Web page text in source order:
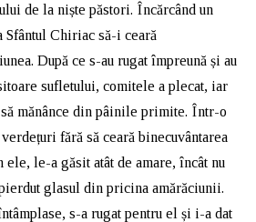
de la niște păstori. Încărcând un
Sfântul Chiriac să-i ceară
După ce s-au rugat împreună și au
sufletului, comitele a plecat, iar
mănânce din pâinile primite. Într-o
fără să ceară binecuvântarea
ele, le-a găsit atât de amare, încât nu
glasul din pricina amărăciunii.
s-a rugat pentru el și i-a dat